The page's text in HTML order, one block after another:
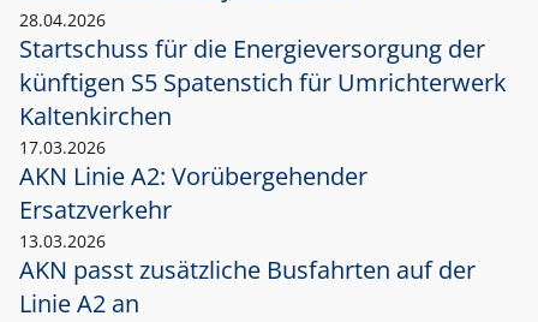
28.04.2026
Startschuss für die Energieversorgung der
künftigen S5 Spatenstich für Umrichterwerk
Kaltenkirchen
17.03.2026
AKN Linie A2: Vorübergehender
Ersatzverkehr
13.03.2026
AKN passt zusätzliche Busfahrten auf der
Linie A2 an